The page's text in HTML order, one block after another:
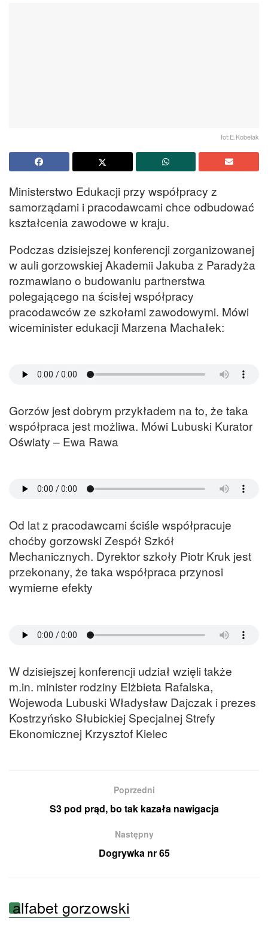
fot:E.Kobelak
Ministerstwo Edukacji przy współpracy z
samorządami i pracodawcami chce odbudować
kształcenia zawodowe w kraju.
Podczas dzisiejszej konferencji zorganizowanej
w auli gorzowskiej Akademii Jakuba z Paradyża
rozmawiano o budowaniu partnerstwa
polegającego na ścisłej współpracy
pracodawców ze szkołami zawodowymi. Mówi
wiceminister edukacji Marzena Machałek:
Gorzów jest dobrym przykładem na to, że taka
współpraca jest możliwa. Mówi Lubuski Kurator
Oświaty – Ewa Rawa
Od lat z pracodawcami ściśle współpracuje
choćby gorzowski Zespół Szkół
Mechanicznych. Dyrektor szkoły Piotr Kruk jest
przekonany, że taka współpraca przynosi
wymierne efekty
W dzisiejszej konferencji udział wzięli także
m.in. minister rodziny Elżbieta Rafalska,
Wojewoda Lubuski Władysław Dajczak i prezes
Kostrzyńsko Słubickiej Specjalnej Strefy
Ekonomicznej Krzysztof Kielec
Poprzedni
S3 pod prąd, bo tak kazała nawigacja
Następny
Dogrywka nr 65
alfabet gorzowski